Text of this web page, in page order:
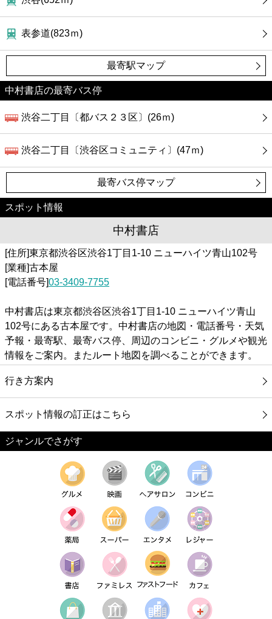
表参道(823ｍ)
最寄駅マップ
中村書店の最寄バス停
渋谷二丁目〔都バス２３区〕(26ｍ)
渋谷二丁目〔渋谷区コミュニティ〕(47ｍ)
最寄バス停マップ
スポット情報
中村書店
[住所]東京都渋谷区渋谷1丁目1-10 ニューハイツ青山102号
[業種]古本屋
[電話番号]03-3409-7755
中村書店は東京都渋谷区渋谷1丁目1-10 ニューハイツ青山
102号にある古本屋です。中村書店の地図・電話番号・天気
予報・最寄駅、最寄バス停、周辺のコンビニ・グルメや観光
情報をご案内。またルート地図を調べることができます。
行き方案内
スポット情報の訂正はこちら
ジャンルでさがす